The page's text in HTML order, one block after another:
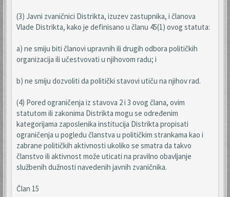
(3) Javni zvaničnici Distrikta, izuzev zastupnika, i članova
Vlade Distrikta, kako je definisano u članu 45(1) ovog statuta:
a) ne smiju biti članovi upravnih ili drugih odbora političkih
organizacija ili učestvovati u njihovom radu; i
b) ne smiju dozvoliti da politički stavovi utiču na njihov rad.
(4) Pored ograničenja iz stavova 2 i 3 ovog člana, ovim
statutom ili zakonima Distrikta mogu se određenim
kategorijama zaposlenika institucija Distrikta propisati
ograničenja u pogledu članstva u političkim strankama kao i
zabrane političkih aktivnosti ukoliko se smatra da takvo
članstvo ili aktivnost može uticati na pravilno obavljanje
službenih dužnosti navedenih javnih zvaničnika.
Član 15